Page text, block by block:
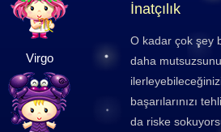
Virgo
İnatçılık
O kadar çok şey
daha
başarılarınızı
da riske